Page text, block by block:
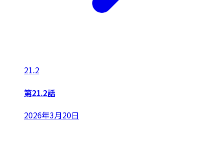
21.2
第21.2話
2026年3月20日